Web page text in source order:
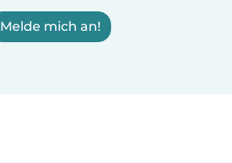
Melde mich an!